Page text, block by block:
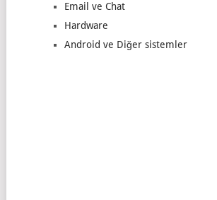
Email ve Chat
Hardware
Android ve Diğer sistemler